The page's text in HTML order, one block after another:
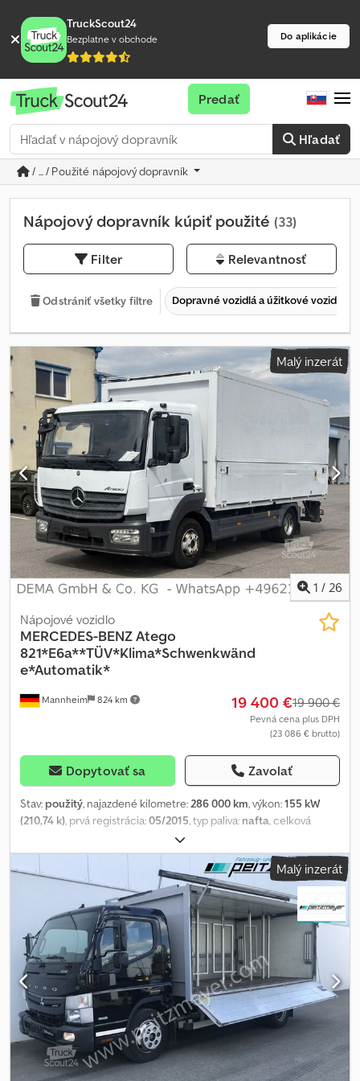
TruckScout24
Bezplatne v obchode Do aplikácie
Hľadať
Predať
/ ... / Použité nápojový dopravník
Nápojový dopravník kúpiť použité (33)
Filter Relevantnosť
Odstrániť všetky filtre Dopravné vozidlá a úžitkové vozidlá
Malý inzerát
1 / 26
Mannheim 824 km
Nápojové vozidlo
MERCEDES-BENZAtego
821*E6a**TÜV*Klima*Schwenkwänd
e*Automatik*
19 400 €19 900 €
Pevná cena plus DPH
(23 086 € brutto)
Dopytovať sa Zavolať
Stav: použitý, najazdené kilometre:286 000 km, výkon:155 kW
(210,74 k), prvá registrácia:05/2015, typ paliva: nafta, celková
, ďalšia kontrola (TÜV):
prevodu:automatický, emisná trieda:Euro 6, počet sedadiel:2,
dĺžka ložného priestoru:
5 000 mm, šírka ložného priestoru:2 500
, výška ložného priestoru:2 100 mm, Výbava:ABS, klimatizácia,
* Číslo vozidla: P19388 M + WhatsApp: Podpora umelej
inteligencie, preposielanie na príslušnú kontaktnú osobu vo
vašom jazyku) * 2 nápravy (4x2) * malá kabína * Euro 6a * motorová
brzda * automatická prevodovka bez pedála spojky * listové
pružiny s vzduchovým odpružením * nadstavba Ewers * nádrž Ad-
Blue * ťažné zariadenie * farba kabíny: biela * guľové ťažné
zariadenie * portálové dvere * 200-litrová nádrž * počet sedadiel:
2 * ASR/TC Dcedpjzh R U Ejfx Acmok * vyhrievané vonkajšie
spätné zrkadlá * vodičské sedadlo s vzduchovým odpružením *
klimatizácia * digitálny tachograf * tempomat * asistenčný systém
pri rozjazde * multifunkčný volant * otočné bočné steny *
Malý inzerát